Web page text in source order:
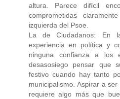
altura. Parece difícil
comprometidas
izquierda del Psoe.
La de Ciudadanos: En
experiencia en política y
ninguna confianza a los
desasosiego pensar que
festivo cuando hay tanto
municipalismo. Aspirar a
requiere algo más que